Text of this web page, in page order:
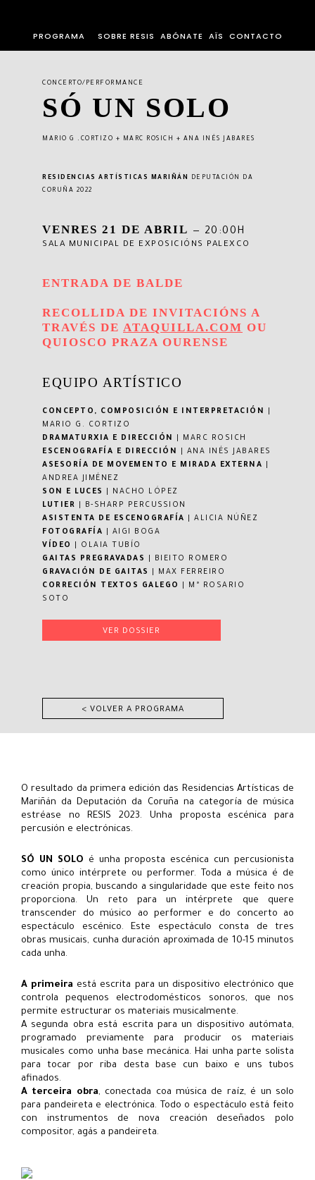
PROGRAMA SOBRE RESIS ABÓNATE AÏS CONTACTO
CONCERTO/PERFORMANCE
SÓ UN SOLO
MARIO G .CORTIZO + MARC ROSICH + ANA INÉS JABARES
RESIDENCIAS ARTÍSTICAS MARIÑÁN
DEPUTACIÓN DA
CORUÑA 2022
VENRES 21 DE ABRIL — 20:00H
SALA MUNICIPAL DE EXPOSICIÓNS PALEXCO
ENTRADA DE BALDE
RECOLLIDA DE INVITACIÓNS A
TRAVÉS DE ATAQUILLA.COM OU
QUIOSCO PRAZA OURENSE
EQUIPO ARTÍSTICO
CONCEPTO, COMPOSICIÓN E INTERPRETACIÓN
MARIO G. CORTIZO
DRAMATURXIA E DIRECCIÓN
| MARC ROSICH
ESCENOGRAFÍA E DIRECCIÓN
| ANA INÉS JABARES
ASESORÍA DE MOVEMENTO E MIRADA EXTERNA
ANDREA JIMÉNEZ
SON E LUCES
| NACHO LÓPEZ
LUTIER | B-SHARP PERCUSSION
ASISTENTA DE ESCENOGRAFÍA
| ALICIA NÚÑEZ
FOTOGRAFÍA | AIGI BOGA
VÍDEO
| OLAIA TUBÍO
GAITAS PREGRAVADAS
| BIEITO ROMERO
GRAVACIÓN DE GAITAS
| MAX FERREIRO
CORRECIÓN TEXTOS GALEGO
| Mª ROSARIO
SOTO
VER DOSSIER
< VOLVER A PROGRAMA
O resultado da primera edición das Residencias Artísticas de
Mariñán da Deputación da Coruña na categoría de música
estréase no RESIS 2023. Unha proposta escénica para
percusión e electrónicas.
SÓ UN SOLO é unha proposta escénica cun percusionista
como único intérprete ou performer. Toda a música é de
creación propia, buscando a singularidade que este feito nos
proporciona. Un reto para un intérprete que quere
transcender do músico ao performer e do concerto ao
espectáculo escénico. Este espectáculo consta de tres
obras musicais, cunha duración aproximada de 10-15 minutos
cada unha.
A primeira está escrita para un dispositivo electrónico que
controla pequenos electrodomésticos sonoros, que nos
permite estructurar os materiais musicalmente.
A segunda obra está escrita para un dispositivo autómata,
programado previamente para producir os materiais
musicales como unha base mecánica. Hai unha parte solista
para tocar por riba desta base cun baixo e uns tubos
afinados.
A terceira obra, conectada coa música de raíz, é un solo
para pandeireta e electrónica. Todo o espectáculo está feito
con instrumentos de nova creación deseñados polo
compositor, agás a pandeireta.